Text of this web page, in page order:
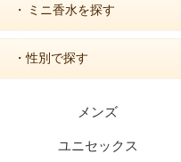
・ ミニ香水を探す
・性別で探す
メンズ
ユニセックス